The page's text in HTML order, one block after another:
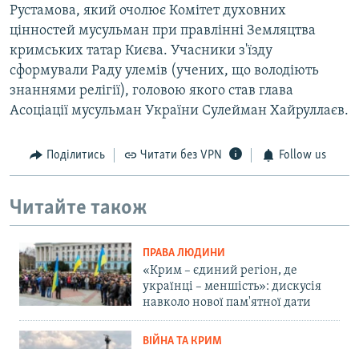
Рустамова, який очолює Комітет духовних
цінностей мусульман при правлінні Земляцтва
кримських татар Києва. Учасники з'їзду
сформували Раду улемів (учених, що володіють
знаннями релігії), головою якого став глава
Асоціації мусульман України Сулейман Хайруллаєв.
Поділитись Читати без VPN Follow us
Читайте також
ПРАВА ЛЮДИНИ
«Крим – єдиний регіон, де
українці – меншість»: дискусія
навколо нової пам'ятної дати
ВІЙНА ТА КРИМ